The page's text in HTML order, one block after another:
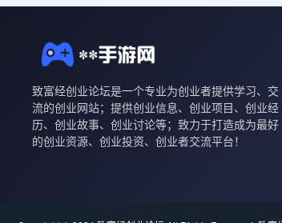
致富经创业论坛是一个专业为创业者提供学习、交
流的创业网站；提供创业信息、创业项目、创业经
历、创业故事、创业讨论等；致力于打造成为最好
的创业资源、创业投资、创业者交流平台！